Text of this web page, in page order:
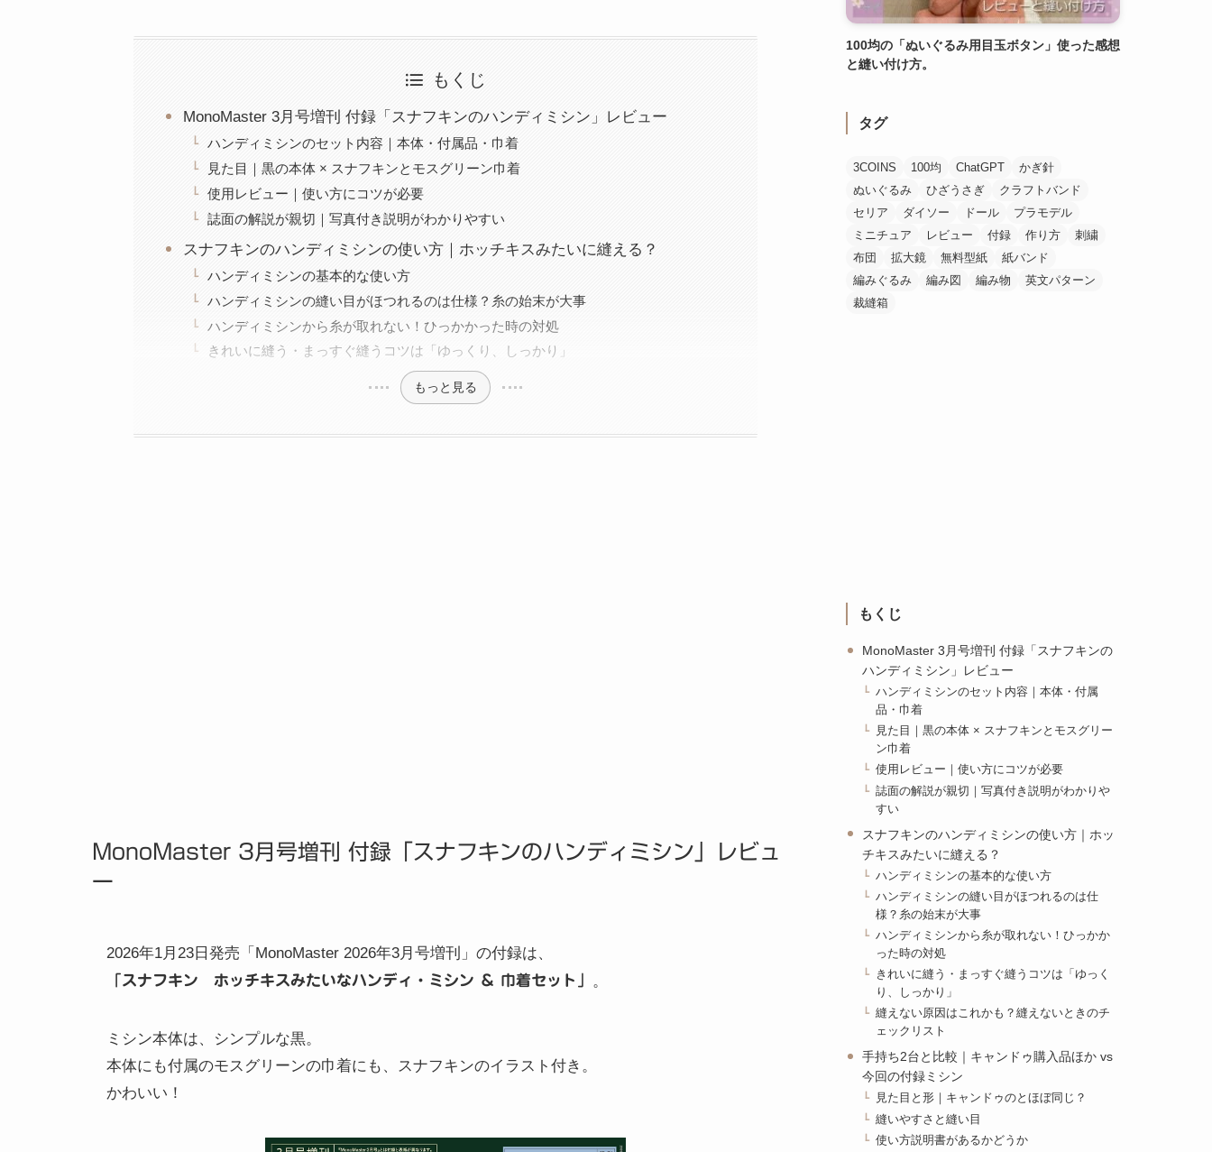
もくじ
MonoMaster 3月号増刊 付録「スナフキンのハンディミシン」レビュー
ハンディミシンのセット内容｜本体・付属品・巾着
見た目｜黒の本体 × スナフキンとモスグリーン巾着
使用レビュー｜使い方にコツが必要
誌面の解説が親切｜写真付き説明がわかりやすい
スナフキンのハンディミシンの使い方｜ホッチキスみたいに縫える？
ハンディミシンの基本的な使い方
ハンディミシンの縫い目がほつれるのは仕様？糸の始末が大事
ハンディミシンから糸が取れない！ひっかかった時の対処
きれいに縫う・まっすぐ縫うコツは「ゆっくり、しっかり」
もっと見る
MonoMaster 3月号増刊 付録「スナフキンのハンディミシン」レビュ
ー
2026年1月23日発売「MonoMaster 2026年3月号増刊」の付録は、
「スナフキン ホッチキスみたいなハンディ・ミシン ＆ 巾着セット」 。
ミシン本体は、シンプルな黒。
本体にも付属のモスグリーンの巾着にも、スナフキンのイラスト付き。
かわいい！
100均の「ぬいぐるみ用目玉ボタン」使った感想
と縫い付け方。
タグ
3COINS 100均 ChatGPT
かぎ針
ぬいぐるみ
ひざうさぎ
クラフトバンド
セリア
ダイソー ドール
プラモデル
ミニチュア
レビュー 付録 作り方
刺繍
布団
拡大鏡 無料型紙
紙バンド
編みぐるみ
編み図 編み物
英文パターン
裁縫箱
もくじ
MonoMaster 3月号増刊 付録「スナフキンの
ハンディミシン」レビュー
ハンディミシンのセット内容｜本体・付属
品・巾着
見た目｜黒の本体 × スナフキンとモスグリー
ン巾着
使用レビュー｜使い方にコツが必要
誌面の解説が親切｜写真付き説明がわかりや
すい
スナフキンのハンディミシンの使い方｜ホッ
チキスみたいに縫える？
ハンディミシンの基本的な使い方
ハンディミシンの縫い目がほつれるのは仕
様？糸の始末が大事
ハンディミシンから糸が取れない！ひっかか
った時の対処
きれいに縫う・まっすぐ縫うコツは「ゆっく
り、しっかり」
縫えない原因はこれかも？縫えないときのチ
ェックリスト
手持ち2台と比較｜キャンドゥ購入品ほか vs
今回の付録ミシン
見た目と形｜キャンドゥのとほぼ同じ？
縫いやすさと縫い目
使い方説明書があるかどうか